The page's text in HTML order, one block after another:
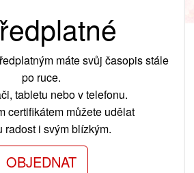
máte svůj časopis stále
po ruce.
tabletu nebo v telefonu.
certifikátem můžete udělat
radost i svým blízkým.
OBJEDNAT